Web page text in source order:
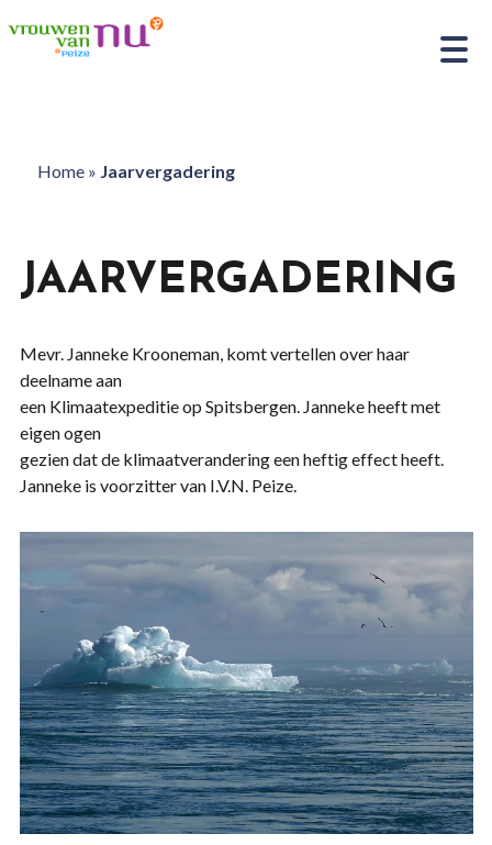
Home» Jaarvergadering
JAARVERGADERING
Mevr. Janneke Krooneman, komt vertellen over haar
deelname aan
een Klimaatexpeditie op Spitsbergen. Janneke heeft met
eigen ogen
gezien dat de klimaatverandering een heftig effect heeft.
Janneke is voorzitter van I.V.N. Peize.